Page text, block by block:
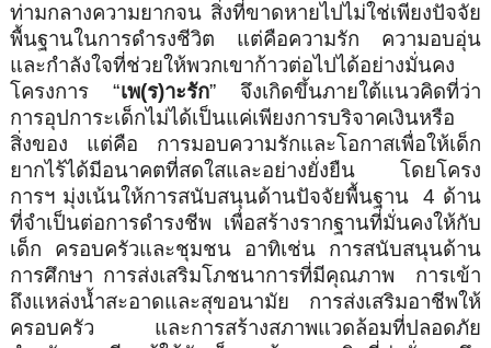
ท่ามกลางความยากจน สิ่งที่ขาดหายไปไม่ใช่เพียงปัจจัย
พื้นฐานในการดำรงชีวิต แต่คือความรัก ความอบอุ่น
และกำลังใจที่ช่วยให้พวกเขาก้าวต่อไปได้อย่างมั่นคง
โครงการ “เพ(ร)าะรัก” จึงเกิดขึ้นภายใต้แนวคิดที่ว่า
การอุปการะเด็กไม่ได้เป็นแค่เพียงการบริจาคเงินหรือ
สิ่งของ แต่คือ การมอบความรักและโอกาสเพื่อให้เด็ก
ยากไร้ได้มีอนาคตที่สดใสและอย่างยั่งยืน โดยโครง
การฯ มุ่งเน้นให้การสนับสนุนด้านปัจจัยพื้นฐาน 4 ด้าน
ที่จำเป็นต่อการดำรงชีพ เพื่อสร้างรากฐานที่มั่นคงให้กับ
เด็ก ครอบครัวและชุมชน อาทิเช่น การสนับสนุนด้าน
การศึกษา การส่งเสริมโภชนาการที่มีคุณภาพ
การเข้า
ถึงแหล่งน้ำสะอาดและสุขอนามัย
การส่งเสริมอาชีพให้
ครอบครัว และการสร้างสภาพแวดล้อมที่ปลอดภัย